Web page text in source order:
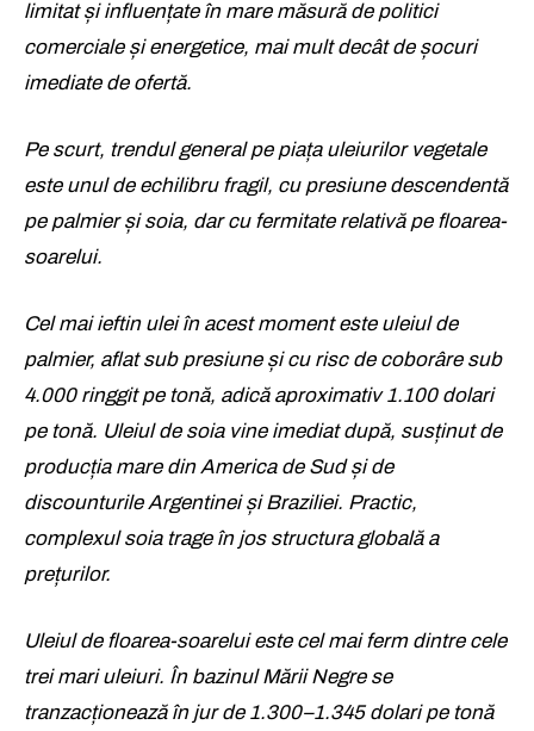
a ideilor care inspiră.
Abonează-te la newsletterul The List și citește știrile altfel.
a ideilor care inspiră.
Abonează-te la newsletterul The List și citește știrile altfel.
limitat și influențate în mare măsură de politici
comerciale și energetice, mai mult decât de șocuri
imediate de ofertă.
Pe scurt, trendul general pe piața uleiurilor vegetale
este unul de echilibru fragil, cu presiune descendentă
pe palmier și soia, dar cu fermitate relativă pe floarea-
soarelui.
Cel mai ieftin ulei în acest moment este uleiul de
palmier, aflat sub presiune și cu risc de coborâre sub
4.000 ringgit pe tonă, adică aproximativ 1.100 dolari
pe tonă. Uleiul de soia vine imediat după, susținut de
producția mare din America de Sud și de
discounturile Argentinei și Braziliei. Practic,
complexul soia trage în jos structura globală a
prețurilor.
Uleiul de floarea-soarelui este cel mai ferm dintre cele
trei mari uleiuri. În bazinul Mării Negre se
tranzacționează în jur de 1.300–1.345 dolari pe tonă